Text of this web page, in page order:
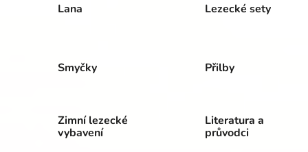
Lana Lezecké sety
Smyčky Přilby
Zimní lezecké
vybavení
Literatura a
průvodci